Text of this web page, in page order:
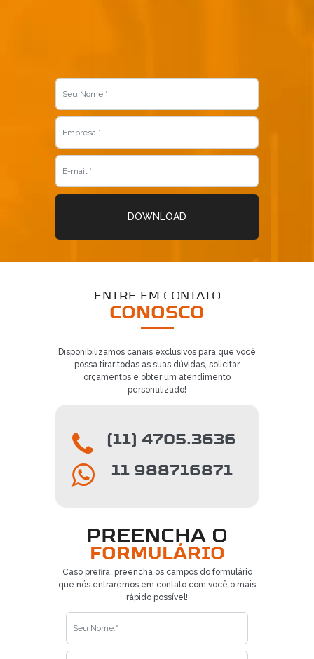
DOWNLOAD
ENTRE EM CONTATO
CONOSCO
Disponibilizamos canais exclusivos para que você
possa tirar todas as suas dúvidas, solicitar
orçamentos e obter um atendimento
personalizado!
(11) 4705.3636
11 988716871
PREENCHA O
FORMULÁRIO
Caso prefira, preencha os campos do formulário
que nós entraremos em contato com você o mais
rápido possível!
Já é nosso cliente?
5